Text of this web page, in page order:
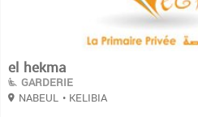
el hekma
GARDERIE
NABEUL • KELIBIA